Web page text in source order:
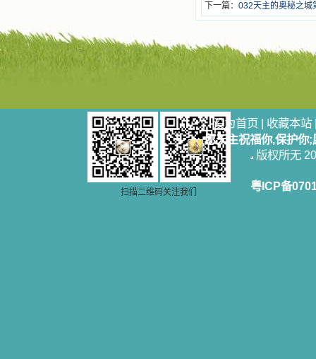
下一篇： 032天主的奥秘之城
扫描二维码关注我们
设为首页 | 收藏本站
愿天主祝福你,保护你
版权所无
粤ICP备